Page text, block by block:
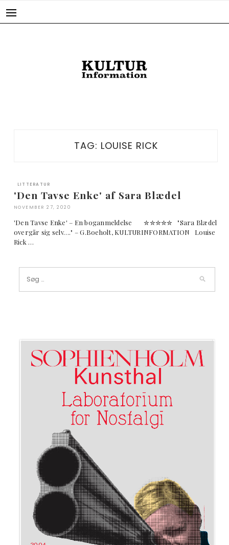
TAG: LOUISE RICK
LITTERATUR
'Den Tavse Enke' af Sara Blædel
NOVEMBER 27, 2020
'Den Tavse Enke' – En boganmeldelse ✮✮✮✮✮ "Sara Blædel
overgår sig selv…." – G.Boeholt, KULTURINFORMATION Louise
Rick …